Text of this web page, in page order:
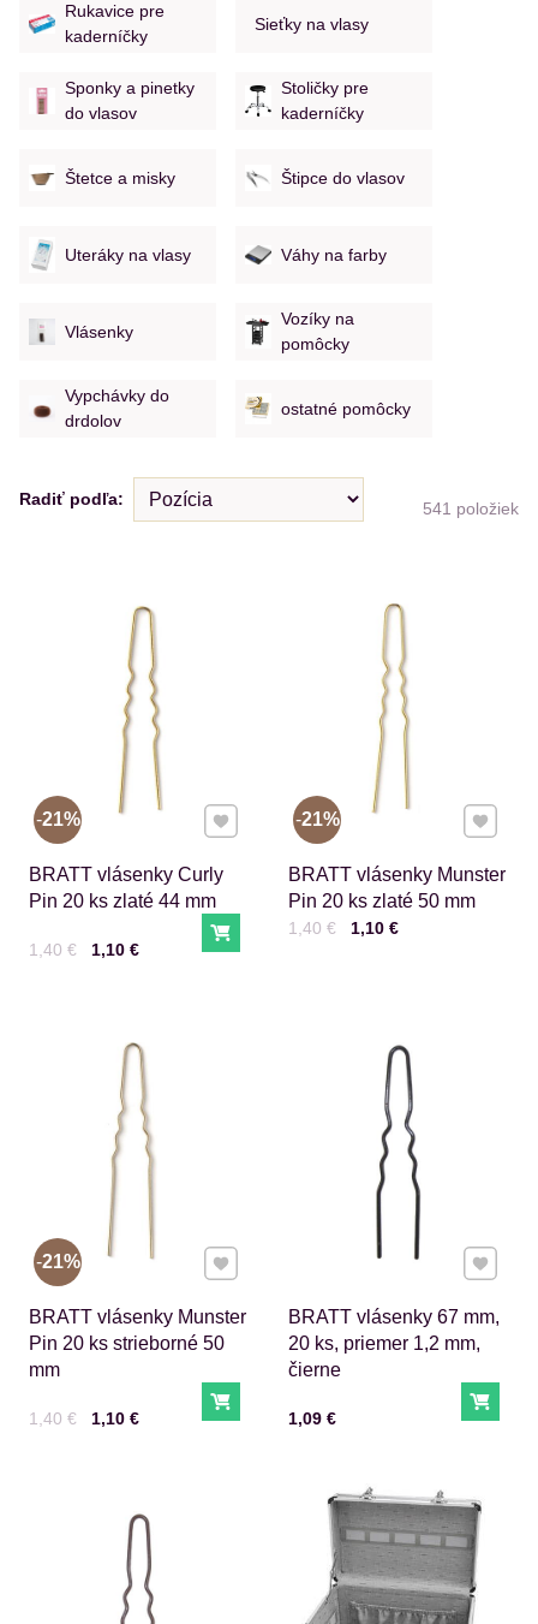
Rukavice pre
kaderníčky
Sieťky na vlasy
Sponky a pinetky
do vlasov
Stoličky pre
kaderníčky
Štetce a misky Štipce do vlasov
Uteráky na vlasy Váhy na farby
Vlásenky
Vozíky na
pomôcky
Vypchávky do
drdolov
ostatné pomôcky
Radiť podľa: 541 položiek
BRATT vlásenky Curly
Pin 20 ks zlaté 44 mm
Cena s DPH
1,10 €
Pred zľavou:
1,40 € Do košíka
21% Pridať k Obľúbeným
BRATT vlásenky Munster
Pin 20 ks zlaté 50 mm
Cena s DPH
1,10 €
Pred zľavou:
1,40 €
21% Pridať
BRATT vlásenky Munster
Pin 20 ks strieborné 50
mm
Cena s DPH
1,10 €
Pred zľavou:
1,40 € Do košíka
21% Pridať k Obľúbeným
BRATT vlásenky 67 mm,
20 ks, priemer 1,2 mm,
čierne
Cena s DPH
1,09 € Do
Pridať